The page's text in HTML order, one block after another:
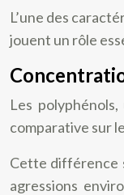
L’une des
jouent un rôle
Les
comparative sur
Cette différence
agressions